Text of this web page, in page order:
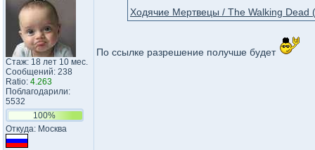
Стаж: 18 лет 10 мес.
Сообщений: 238
Ratio: 4.263
Поблагодарили:
5532
100%
Откуда: Москва
Ходячие Mертвецы / The Walking Dead
По ссылке разрешение получше будет